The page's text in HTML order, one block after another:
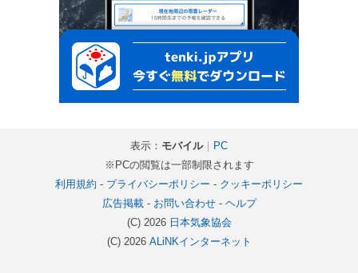
表示： モバイル｜ PC
※PCの閲覧は一部制限されます
利用規約 - プライバシーポリシー - クッキーポリシー
広告掲載- お問い合わせ- ヘルプ
(C) 2026 日本気象協会
(C) 2026 ALiNKインターネット